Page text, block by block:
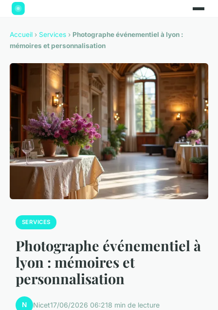
Accueil › Services › Photographe événementiel à lyon :
mémoires et personnalisation
SERVICES
Photographe événementiel à
lyon : mémoires et
personnalisation
N Nicet17/06/2026 06:218 min de lecture